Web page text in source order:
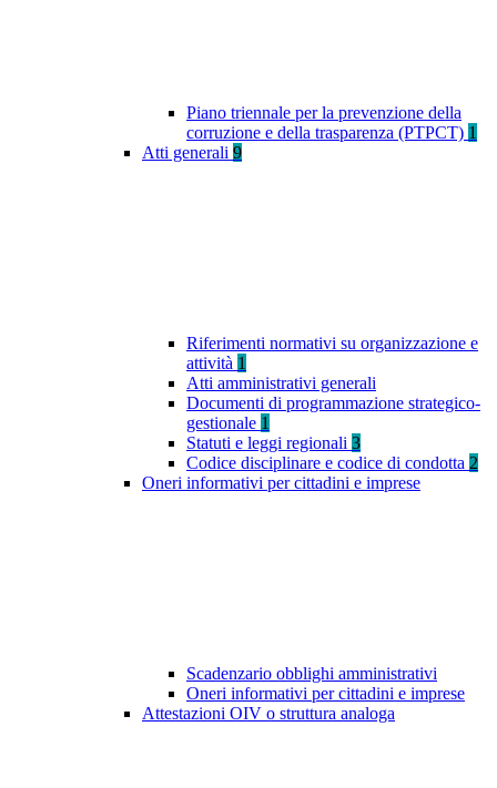
Piano triennale per la prevenzione della
corruzione e della trasparenza (PTPCT) 1
Atti generali 9
Riferimenti normativi su organizzazione e
attività 1
Atti amministrativi generali
Documenti di programmazione strategico-
gestionale 1
Statuti e leggi regionali 3
Codice disciplinare e codice di condotta 2
Oneri informativi per cittadini e imprese
Scadenzario obblighi amministrativi
Oneri informativi per cittadini e imprese
Attestazioni OIV o struttura analoga